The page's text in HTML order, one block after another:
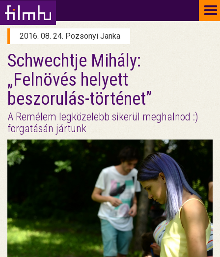
2016. 08. 24. Pozsonyi Janka
Schwechtje Mihály:
„Felnövés helyett
beszorulás-történet”
A Remélem legközelebb sikerül meghalnod :)
forgatásán jártunk